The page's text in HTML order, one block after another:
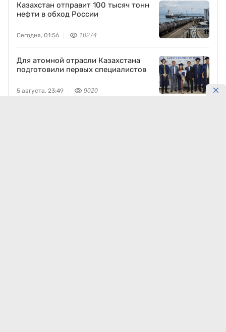
Казахстан отправит 100 тысяч тонн
нефти в обход России
Сегодня, 01:56 10274
Для атомной отрасли Казахстана
подготовили первых специалистов
5 августа, 23:49 9020